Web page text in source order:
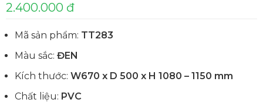
2.400.000 đ
Mã sản phẩm: TT283
Màu sắc: ĐEN
Kích thước: W670 x D 500 x H 1080 – 1150 mm
Chất liệu: PVC